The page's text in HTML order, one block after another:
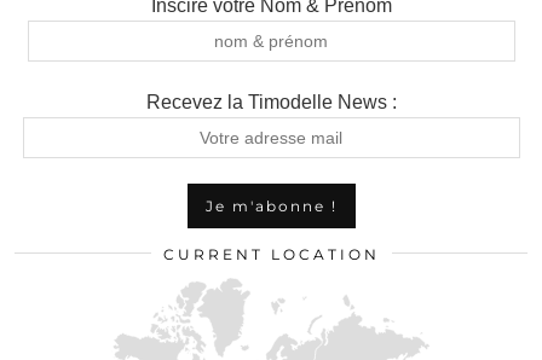
Inscire votre Nom & Prénom
Recevez la Timodelle News :
CURRENT LOCATION